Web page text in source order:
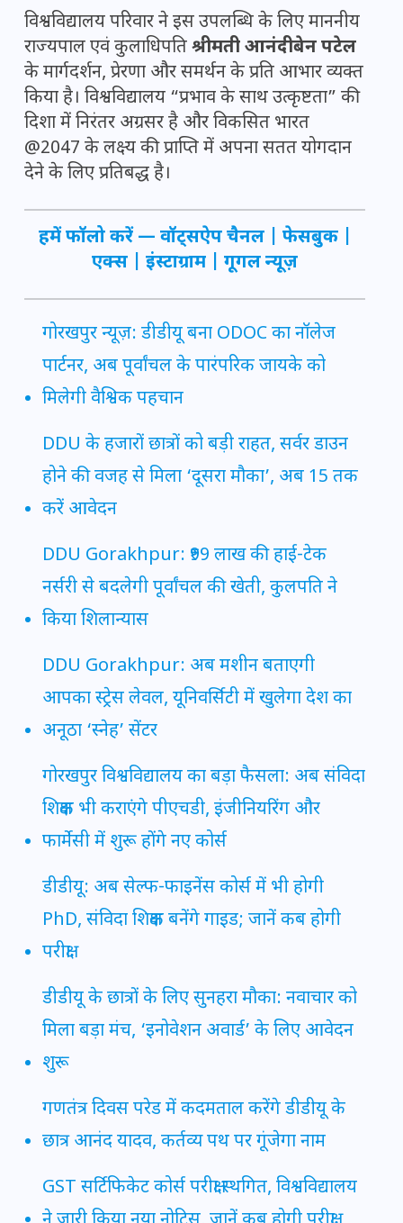
विश्वविद्यालय परिवार ने इस उपलब्धि के लिए माननीय
राज्यपाल एवं कुलाधिपतिश्रीमती आनंदीबेन पटेल
के मार्गदर्शन, प्रेरणा और समर्थन के प्रति आभार व्यक्त
किया है। विश्वविद्यालय “प्रभाव के साथ उत्कृष्टता” की
दिशा में निरंतर अग्रसर है और विकसित भारत
@2047 के लक्ष्य की प्राप्ति में अपना सतत योगदान
देने के लिए प्रतिबद्ध है।
हमें फॉलो करें — वॉट्सऐप चैनल फेसबुक
एक्स
इंस्टाग्राम गूगल न्यूज़
गोरखपुर न्यूज़: डीडीयू बना ODOC का नॉलेज
पार्टनर, अब पूर्वांचल के पारंपरिक जायके को
मिलेगी वैश्विक पहचान
DDU के हजारों छात्रों को बड़ी राहत, सर्वर डाउन
होने की वजह से मिला ‘दूसरा मौका’, अब 15 तक
करें आवेदन
DDU Gorakhpur: ₹99 लाख की हाई-टेक
नर्सरी से बदलेगी पूर्वांचल की खेती, कुलपति ने
किया शिलान्यास
DDU Gorakhpur: अब मशीन बताएगी
आपका स्ट्रेस लेवल, यूनिवर्सिटी में खुलेगा देश का
अनूठा ‘स्नेह’ सेंटर
गोरखपुर विश्वविद्यालय का बड़ा फैसला: अब संविदा
शिक्षक भी कराएंगे पीएचडी, इंजीनियरिंग और
फार्मेसी में शुरू होंगे नए कोर्स
डीडीयू: अब सेल्फ-फाइनेंस कोर्स में भी होगी
PhD, संविदा शिक्षक बनेंगे गाइड; जानें कब होगी
परीक्षा
डीडीयू के छात्रों के लिए सुनहरा मौका: नवाचार को
मिला बड़ा मंच, ‘इनोवेशन अवार्ड’ के लिए आवेदन
शुरू
गणतंत्र दिवस परेड में कदमताल करेंगे डीडीयू के
छात्र आनंद यादव, कर्तव्य पथ पर गूंजेगा नाम
GST सर्टिफिकेट कोर्स परीक्षा स्थगित, विश्वविद्यालय